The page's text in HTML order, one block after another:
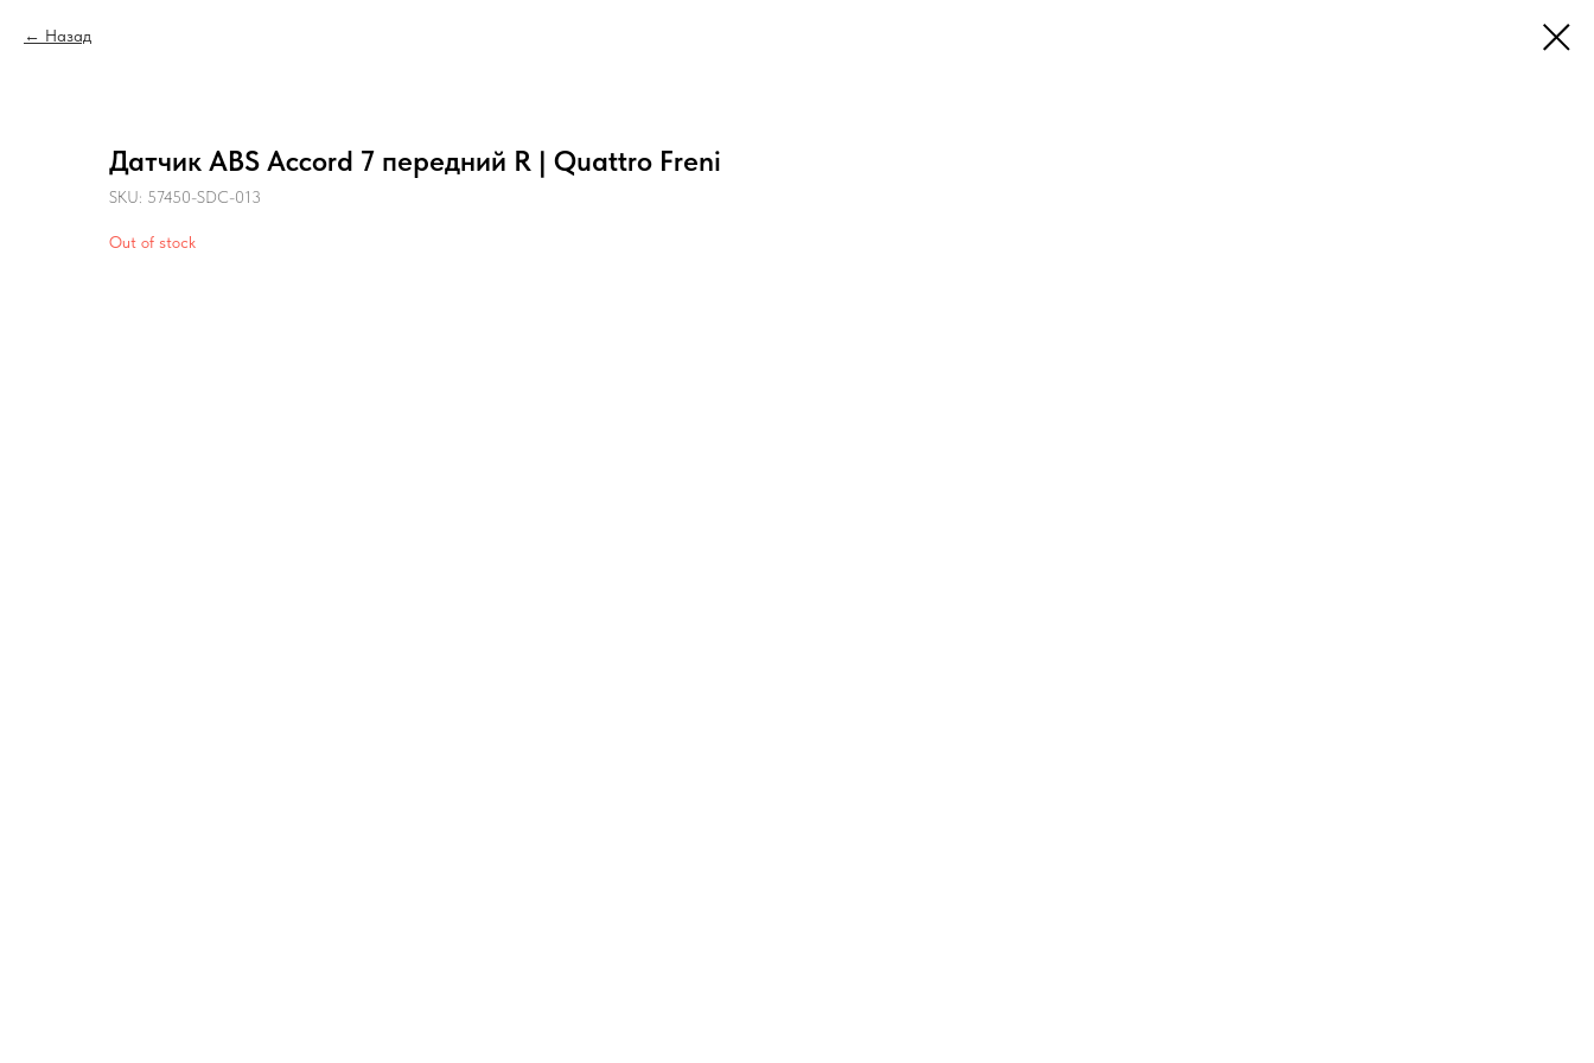
Назад
Датчик ABS Accord 7 передний R | Quattro Freni
SKU: 57450-SDC-013
Out of stock